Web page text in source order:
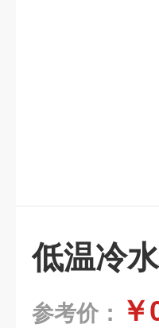
低温冷
参考价：